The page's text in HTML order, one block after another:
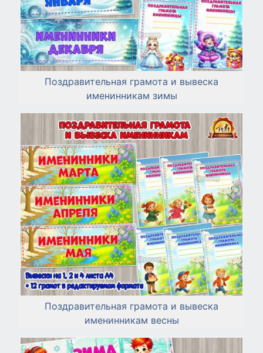
Поздравительная грамота и вывеска
именинникам зимы
Поздравительная грамота и вывеска
именинникам весны